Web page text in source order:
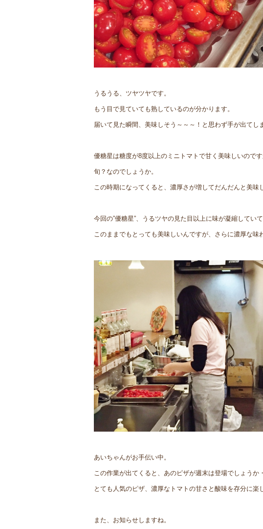
うるうる、ツヤツヤです。
もう目で見ていても熟しているのが分かります。
届いて見た瞬間、美味しそう～～～！と思わず手が出てし
優糖星は糖度が8度以上のミニトマトで甘く美味しいのです
旬？なのでしょうか。
この時期になってくると、濃厚さが増してだんだんと美味
今回の”優糖星”、うるツヤの見た目以上に味が凝縮してい
このままでもとっても美味しいんですが、さらに濃厚な味
あいちゃんがお手伝い中。
この作業が出てくると、あのピザが週末は登場でしょうか
とても人気のピザ、濃厚なトマトの甘さと酸味を存分に楽
また、お知らせしますね。